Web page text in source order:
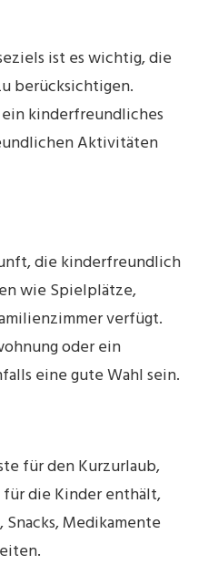
ist es wichtig, die
berücksichtigen.
kinderfreundliches
Aktivitäten
die kinderfreundlich
wie Spielplätze,
verfügt.
oder ein
eine gute Wahl sein.
für den Kurzurlaub,
die Kinder enthält,
Medikamente